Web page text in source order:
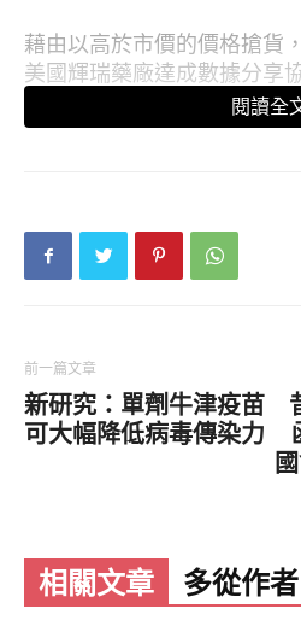
藉由以高於市價的價格搶貨
美國輝瑞藥廠達成數據分享
截至目前為止，以色列900萬
以色列國家抗疫專家小組主
（RanBalicer）表示，區分
要，首先是「直接效果」，
的人誘發足夠的免疫力，以
絕」，防止病毒擴散。
閱讀全
前一篇文章
新研究：單劑牛津疫苗
可大幅降低病毒傳染力
相關文章 多從作者